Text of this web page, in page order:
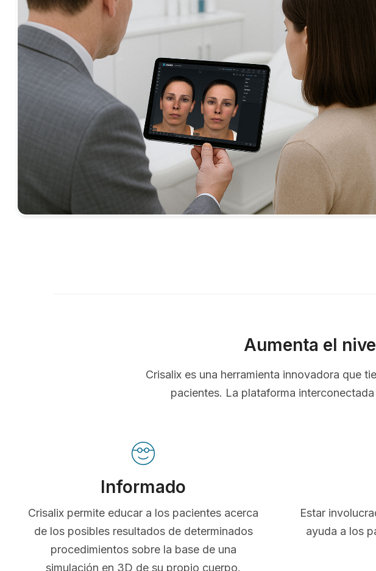
Aumenta el
Crisalix es una herramienta innovadora que
pacientes. La plataforma
Informado
Crisalix permite educar a los pacientes acerca
de los posibles resultados de determinados
procedimientos sobre la base de una
simulación en 3D de su propio cuerpo.
Estar
ayuda a los